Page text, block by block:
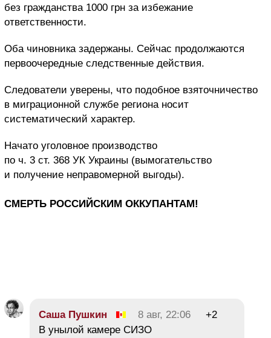
без гражданства 1000 грн за избежание
ответственности.
Оба чиновника задержаны. Сейчас продолжаются
первоочередные следственные действия.
Следователи уверены, что подобное взяточничество
в миграционной службе региона носит
систематический характер.
Начато уголовное производство
по ч. 3 ст. 368 УК Украины (вымогательство
и получение неправомерной выгоды).
СМЕРТЬ РОССИЙСКИМ ОККУПАНТАМ!
Саша Пушкин 8 авг, 22:06
+2
В унылой камере СИЗО